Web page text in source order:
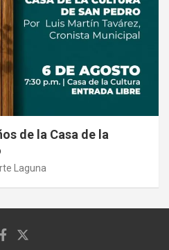
de la Casa de la
Laguna